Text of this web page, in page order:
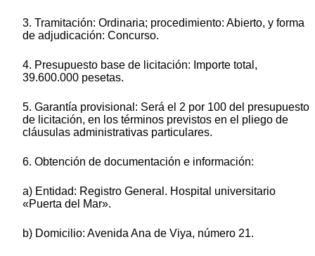
3. Tramitación: Ordinaria; procedimiento: Abierto, y forma
de adjudicación: Concurso.
4. Presupuesto base de licitación: Importe total,
39.600.000 pesetas.
5. Garantía provisional: Será el 2 por 100 del presupuesto
de licitación, en los términos previstos en el pliego de
cláusulas administrativas particulares.
6. Obtención de documentación e información:
a) Entidad: Registro General. Hospital universitario
«Puerta del Mar».
b) Domicilio: Avenida Ana de Viya, número 21.